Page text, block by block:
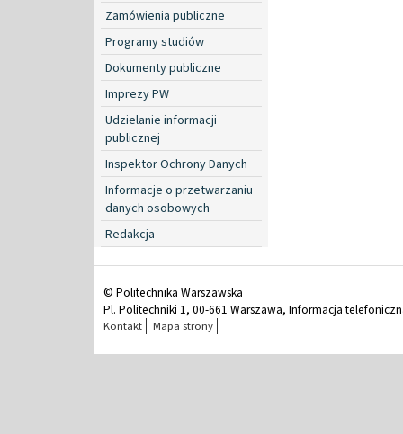
Zamówienia publiczne
Programy studiów
Dokumenty publiczne
Imprezy PW
Udzielanie informacji
publicznej
Inspektor Ochrony Danych
Informacje o przetwarzaniu
danych osobowych
Redakcja
© Politechnika Warszawska
Pl. Politechniki 1, 00-661 Warszawa, Informacja
Kontakt Mapa strony